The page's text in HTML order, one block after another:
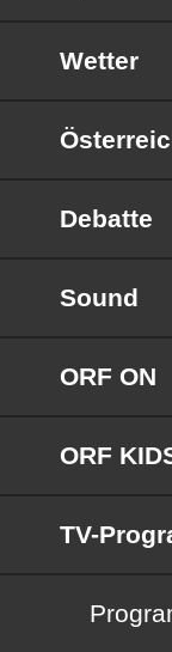
Wetter
Debatte
Sound
ORF ON
ORF
TV-